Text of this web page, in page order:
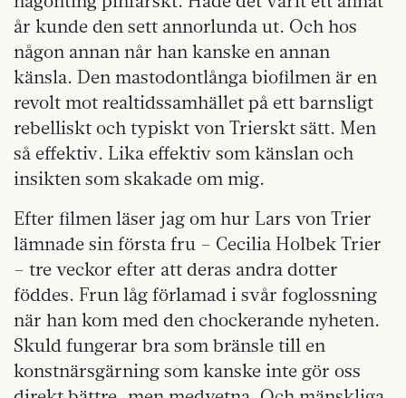
år kunde den sett annorlunda ut. Och hos
någon annan når han kanske en annan
känsla. Den mastodontlånga biofilmen är en
revolt mot realtidssamhället på ett barnsligt
rebelliskt och typiskt von Trierskt sätt. Men
så effektiv. Lika effektiv som känslan och
insikten som skakade om mig.
Efter filmen läser jag om hur Lars von Trier
lämnade sin första fru – Cecilia Holbek Trier
– tre veckor efter att deras andra dotter
föddes. Frun låg förlamad i svår foglossning
när han kom med den chockerande nyheten.
Skuld fungerar bra som bränsle till en
konstnärsgärning som kanske inte gör oss